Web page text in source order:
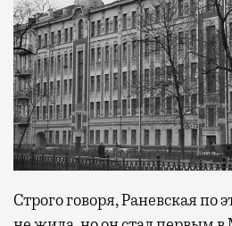
Строго говоря, Раневская по